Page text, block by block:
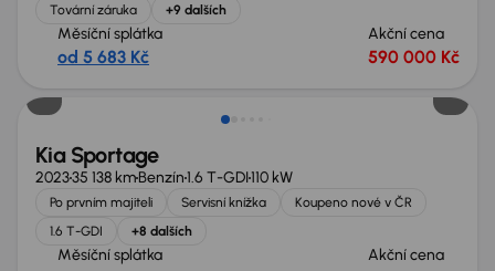
Tovární záruka
+9 dalších
Měsíční splátka
od 5 683 Kč
Akční cena
590 000 Kč
Kia Sportage
202335 138 kmBenzín1.6 T-GDI110 kW
Po prvním majiteli Servisní knížka
Koupeno nové v ČR
1.6 T-GDI
+8 dalších
Měsíční splátka Akční cena